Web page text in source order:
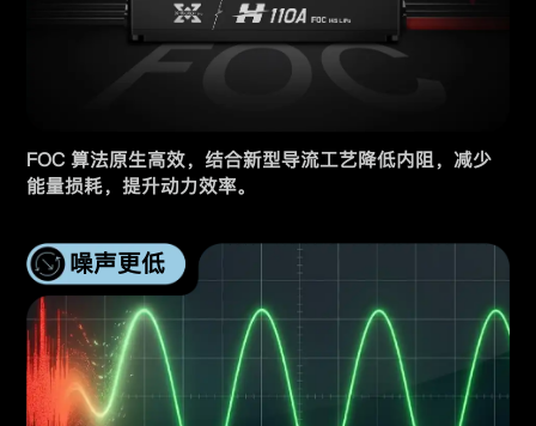
FOC 算法原生高效，结合新型导流工艺降低内阻，减少
能量损耗，提升动力效率。
噪声更低